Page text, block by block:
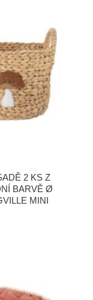
2 KS Z
BARVĚ Ø
MINI